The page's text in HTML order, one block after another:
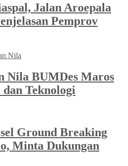
Jalan Aroepala
Pemprov
Nila BUMDes Maros
Teknologi
Ground Breaking
Minta Dukungan